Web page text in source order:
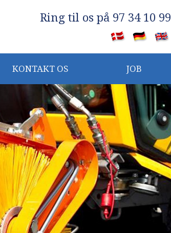
​Ring til os på 97 34 10 99
KONTAKT OS JOB